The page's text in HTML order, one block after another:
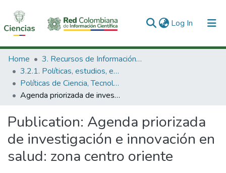
Log In (current)
Communities & Collections
All of DSpace
Statistics
Home
3. Recursos de Información Científica y Tecnológica
3.2.1. Políticas, estudios, evaluaciones e indicadores de CTeI
Políticas de Ciencia, Tecnología e Innovación
Agenda priorizada de investigación e innovación en salud: zona centro oriente
Publication: Agenda priorizada
de investigación e innovación en
salud: zona centro oriente